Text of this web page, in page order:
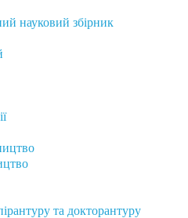
науковий збірник
та докторантуру